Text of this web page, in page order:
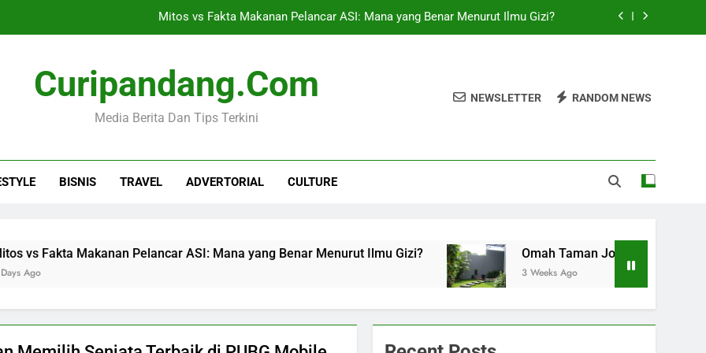
Mitos vs Fakta Makanan Pelancar ASI: Mana yang Benar Menurut Ilmu Gizi?
Tips Memilih Layanan Nomor Virtual yang Aman untuk Menerima Kode OTP
Ceria Multimedia, Vendor Sewa Alat Interpreter Terpercaya di Surabaya
Omah Taman Jogja, Jasa Landscape dan Pembuatan Taman Estetik di Yogyakarta
Curipandang.com
Media Berita Dan Tips Terkini
NEWSLETTER RANDOM NEWS
BISNIS TRAVEL ADVERTORIAL CULTURE
Makanan Pelancar ASI: Mana yang Benar Menurut Ilmu Gizi? Omah Taman Jogja, Jasa Landscape
3 Weeks Ago